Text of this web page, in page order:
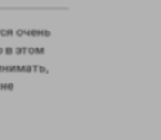
очень
в этом